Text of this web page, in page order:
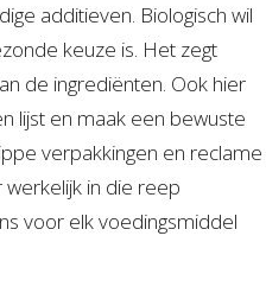
additieven. Biologisch wil
keuze is. Het zegt
de ingrediënten. Ook hier
lijst en maak een bewuste
verpakkingen en reclame
in die reep
voor elk voedingsmiddel